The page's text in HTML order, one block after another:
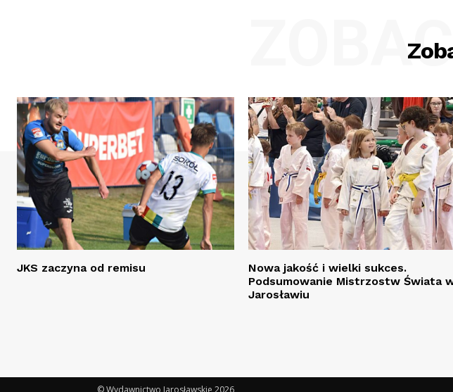
JKS zaczyna od remisu
Nowa jakość i wielki sukces.
Podsumowanie Mistrzostw Świata
Jarosławiu
© Wydawnictwo Jarosławskie 2026